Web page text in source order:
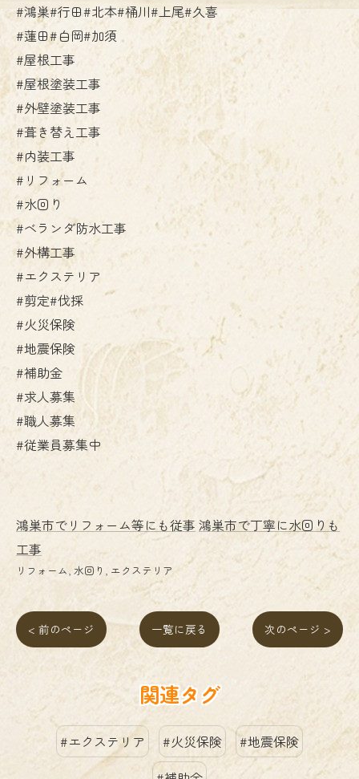
#鴻巣#行田#北本#桶川#上尾#久喜
#蓮田#白岡#加須
#屋根工事
#屋根塗装工事
#外壁塗装工事
#葺き替え工事
#内装工事
#リフォーム
#水回り
#ベランダ防水工事
#外構工事
#エクステリア
#剪定#伐採
#火災保険
#地震保険
#補助金
#求人募集
#職人募集
#従業員募集中
鴻巣市でリフォーム等にも従事 鴻巣市で丁寧に水回りも
工事
リフォーム 水回り エクステリア
< 前のページ 一覧に戻る 次のページ >
関連タグ
#エクステリア #火災保険
#地震保険